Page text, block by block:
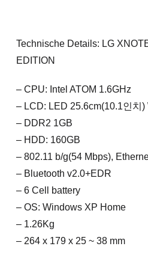
Technische Details: LG
EDITION
– CPU: Intel ATOM 1.6GHz
– LCD: LED 25.6cm(10.1인치
– DDR2 1GB
– HDD: 160GB
– 802.11 b/g(54 Mbps),
– Bluetooth v2.0+EDR
– 6 Cell battery
– OS: Windows XP Home
– 1.26Kg
– 264 x 179 x 25 ~ 38 mm